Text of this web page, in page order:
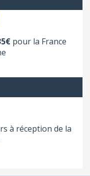
pour la France
à réception de la